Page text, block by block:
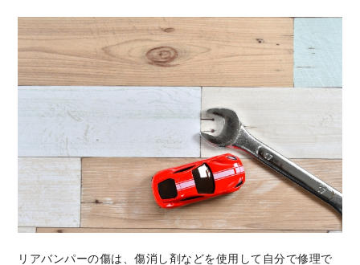
リアバンパーの傷は、傷消し剤などを使用して自分で修理で